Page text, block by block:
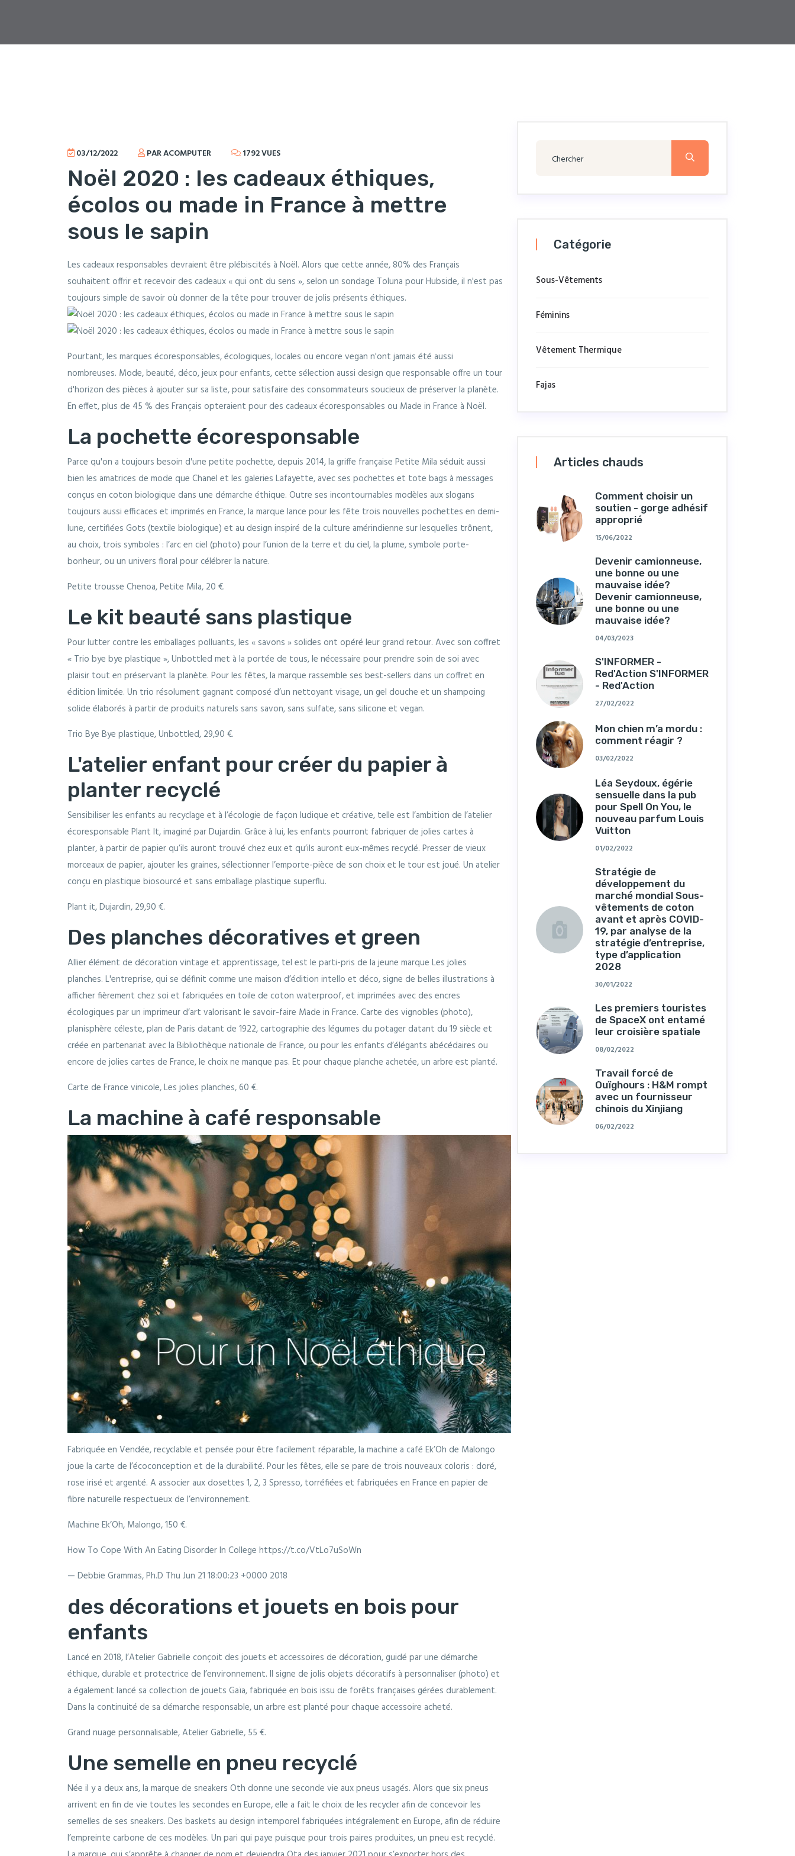
03/12/2022 PAR ACOMPUTER 1792 VUES
Noël 2020 : les cadeaux éthiques,
écolos ou made in France à mettre
sous le sapin
Les cadeaux responsables devraient être plébiscités à Noël. Alors que cette année, 80% des Français
souhaitent offrir et recevoir des cadeaux « qui ont du sens », selon un sondage Toluna pour Hubside, il n'est pas
toujours simple de savoir où donner de la tête pour trouver de jolis présents éthiques.
Pourtant, les marques écoresponsables, écologiques, locales ou encore vegan n'ont jamais été aussi
nombreuses. Mode, beauté, déco, jeux pour enfants, cette sélection aussi design que responsable offre un tour
d'horizon des pièces à ajouter sur sa liste, pour satisfaire des consommateurs soucieux de préserver la planète.
En effet, plus de 45 % des Français opteraient pour des cadeaux écoresponsables ou Made in France à Noël.
La pochette écoresponsable
Parce qu'on a toujours besoin d'une petite pochette, depuis 2014, la griffe française Petite Mila séduit aussi
bien les amatrices de mode que Chanel et les galeries Lafayette, avec ses pochettes et tote bags à messages
conçus en coton biologique dans une démarche éthique. Outre ses incontournables modèles aux slogans
toujours aussi efficaces et imprimés en France, la marque lance pour les fête trois nouvelles pochettes en demi-
lune, certifiées Gots (textile biologique) et au design inspiré de la culture amérindienne sur lesquelles trônent,
au choix, trois symboles : l’arc en ciel (photo) pour l’union de la terre et du ciel, la plume, symbole porte-
bonheur, ou un univers floral pour célébrer la nature.
Petite trousse Chenoa, Petite Mila, 20 €.
Le kit beauté sans plastique
Pour lutter contre les emballages polluants, les « savons » solides ont opéré leur grand retour. Avec son coffret
« Trio bye bye plastique », Unbottled met à la portée de tous, le nécessaire pour prendre soin de soi avec
plaisir tout en préservant la planète. Pour les fêtes, la marque rassemble ses best-sellers dans un coffret en
édition limitée. Un trio résolument gagnant composé d’un nettoyant visage, un gel douche et un shampoing
solide élaborés à partir de produits naturels sans savon, sans sulfate, sans silicone et vegan.
Trio Bye Bye plastique, Unbottled, 29,90 €.
L'atelier enfant pour créer du papier à
planter recyclé
Sensibiliser les enfants au recyclage et à l’écologie de façon ludique et créative, telle est l’ambition de l’atelier
écoresponsable Plant It, imaginé par Dujardin. Grâce à lui, les enfants pourront fabriquer de jolies cartes à
planter, à partir de papier qu’ils auront trouvé chez eux et qu’ils auront eux-mêmes recyclé. Presser de vieux
morceaux de papier, ajouter les graines, sélectionner l’emporte-pièce de son choix et le tour est joué. Un atelier
conçu en plastique biosourcé et sans emballage plastique superflu.
Plant it, Dujardin, 29,90 €.
Des planches décoratives et green
Allier élément de décoration vintage et apprentissage, tel est le parti-pris de la jeune marque Les jolies
planches. L'entreprise, qui se définit comme une maison d’édition intello et déco, signe de belles illustrations à
afficher fièrement chez soi et fabriquées en toile de coton waterproof, et imprimées avec des encres
écologiques par un imprimeur d’art valorisant le savoir-faire Made in France. Carte des vignobles (photo),
planisphère céleste, plan de Paris datant de 1922, cartographie des légumes du potager datant du 19 siècle et
créée en partenariat avec la Bibliothèque nationale de France, ou pour les enfants d’élégants abécédaires ou
encore de jolies cartes de France, le choix ne manque pas. Et pour chaque planche achetée, un arbre est planté.
Carte de France vinicole, Les jolies planches, 60 €.
La machine à café responsable
Fabriquée en Vendée, recyclable et pensée pour être facilement réparable, la machine a café Ek’Oh de Malongo
joue la carte de l’écoconception et de la durabilité. Pour les fêtes, elle se pare de trois nouveaux coloris : doré,
rose irisé et argenté. A associer aux dosettes 1, 2, 3 Spresso, torréfiées et fabriquées en France en papier de
fibre naturelle respectueux de l’environnement.
Machine Ek’Oh, Malongo, 150 €.
How To Cope With An Eating Disorder In College https://t.co/VtLo7uSoWn
— Debbie Grammas, Ph.D Thu Jun 21 18:00:23 +0000 2018
des décorations et jouets en bois pour
enfants
Lancé en 2018, l’Atelier Gabrielle conçoit des jouets et accessoires de décoration, guidé par une démarche
éthique, durable et protectrice de l’environnement. Il signe de jolis objets décoratifs à personnaliser (photo) et
a également lancé sa collection de jouets Gaïa, fabriquée en bois issu de forêts françaises gérées durablement.
Dans la continuité de sa démarche responsable, un arbre est planté pour chaque accessoire acheté.
Grand nuage personnalisable, Atelier Gabrielle, 55 €.
Une semelle en pneu recyclé
Née il y a deux ans, la marque de sneakers Oth donne une seconde vie aux pneus usagés. Alors que six pneus
arrivent en fin de vie toutes les secondes en Europe, elle a fait le choix de les recycler afin de concevoir les
semelles de ses sneakers. Des baskets au design intemporel fabriquées intégralement en Europe, afin de réduire
l’empreinte carbone de ces modèles. Un pari qui paye puisque pour trois paires produites, un pneu est recyclé.
Catégorie
Sous-Vêtements
Féminins
Vêtement Thermique
Fajas
Articles chauds
Comment choisir un
soutien - gorge adhésif
approprié
15/06/2022
Devenir camionneuse,
une bonne ou une
mauvaise idée?
Devenir camionneuse,
une bonne ou une
mauvaise idée?
04/03/2023
S'INFORMER -
Red'Action S'INFORMER
- Red'Action
27/02/2022
Mon chien m’a mordu :
comment réagir ?
03/02/2022
Léa Seydoux, égérie
sensuelle dans la pub
pour Spell On You, le
nouveau parfum Louis
Vuitton
01/02/2022
Stratégie de
développement du
marché mondial Sous-
vêtements de coton
avant et après COVID-
19, par analyse de la
stratégie d’entreprise,
type d’application
2028
30/01/2022
Les premiers touristes
de SpaceX ont entamé
leur croisière spatiale
08/02/2022
Travail forcé de
Ouïghours : H&M rompt
avec un fournisseur
chinois du Xinjiang
06/02/2022